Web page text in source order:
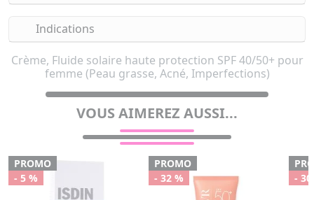
Indications
Crème, Fluide solaire haute protection SPF 40/50+ pour
femme (Peau grasse, Acné, Imperfections)
VOUS AIMEREZ AUSSI...
PROMO
- 5 %
PROMO
- 32 %
-